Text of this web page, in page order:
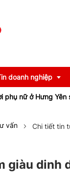
doanh nghiệp
nghiệp tiêu biểu
nữ ở Hưng Yên suýt
vấn Chi tiết tin
giàu dinh